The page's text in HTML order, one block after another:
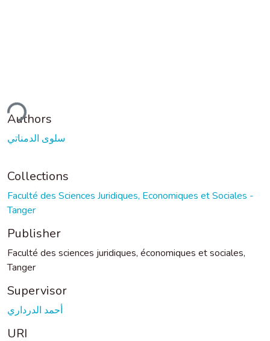
Authors
سلوى الدمناتي
Collections
Faculté des Sciences Juridiques, Economiques et Sociales -
Tanger
Publisher
Faculté des sciences juridiques, économiques et sociales,
Tanger
Supervisor
أحمد الدرداري
URI